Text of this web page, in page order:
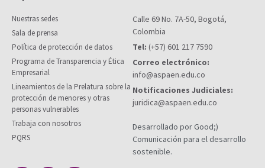
Nuestras sedes
Sala de prensa
Política de protección de datos
Programa de Transparencia y Ética
Empresarial
Lineamientos de la Prelatura sobre la
protección de menores y otras
personas vulnerables
Trabaja con nosotros
PQRS
Calle 69 No. 7A-50, Bogotá,
Colombia
Tel: (+57) 601 217 7590
Correo electrónico:
info@aspaen.edu.co
Notificaciones Judiciales:
juridica@aspaen.edu.co
Desarrollado por Good;)
Comunicación para el desarrollo
sostenible.